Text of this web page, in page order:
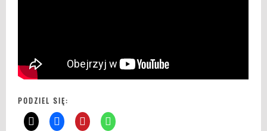
PODZIEL SIĘ: